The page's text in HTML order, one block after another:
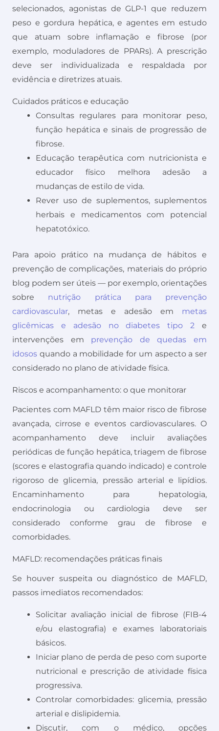
selecionados, agonistas de GLP-1 que reduzem
peso e gordura hepática, e agentes em estudo
que atuam sobre inflamação e fibrose (por
exemplo, moduladores de PPARs). A prescrição
deve ser individualizada e respaldada por
evidência e diretrizes atuais.
Cuidados práticos e educação
Consultas regulares para monitorar peso,
função hepática e sinais de progressão de
fibrose.
Educação terapêutica com nutricionista e
educador físico melhora adesão a
mudanças de estilo de vida.
Rever uso de suplementos, suplementos
herbais e medicamentos com potencial
hepatotóxico.
Para apoio prático na mudança de hábitos e
prevenção de complicações, materiais do próprio
blog podem ser úteis — por exemplo, orientações
sobre nutrição prática para prevenção
cardiovascular, metas e adesão em metas
glicêmicas e adesão no diabetes tipo 2 e
intervenções em prevenção de quedas em
idosos quando a mobilidade for um aspecto a ser
considerado no plano de atividade física.
Riscos e acompanhamento: o que monitorar
Pacientes com MAFLD têm maior risco de fibrose
avançada, cirrose e eventos cardiovasculares. O
acompanhamento deve incluir avaliações
periódicas de função hepática, triagem de fibrose
(scores e elastografia quando indicado) e controle
rigoroso de glicemia, pressão arterial e lipídios.
Encaminhamento para hepatologia,
endocrinologia ou cardiologia deve ser
considerado conforme grau de fibrose e
comorbidades.
MAFLD: recomendações práticas finais
Se houver suspeita ou diagnóstico de MAFLD,
passos imediatos recomendados:
Solicitar avaliação inicial de fibrose (FIB-4
e/ou elastografia) e exames laboratoriais
básicos.
Iniciar plano de perda de peso com suporte
nutricional e prescrição de atividade física
progressiva.
Controlar comorbidades: glicemia, pressão
arterial e dislipidemia.
Discutir, com o médico, opções